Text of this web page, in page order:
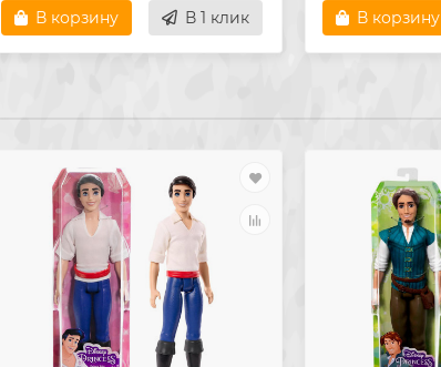
В корзину В 1 клик В корзину